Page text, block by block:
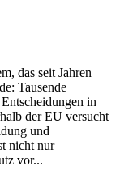
das seit Jahren
Tausende
in
der EU versucht
und
nicht nur
vor...